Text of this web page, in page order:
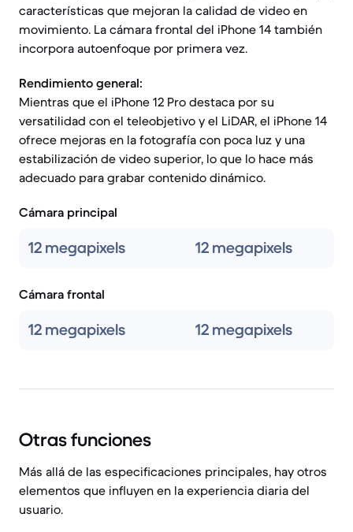
características que mejoran la calidad de video en
movimiento. La cámara frontal del iPhone 14 también
incorpora autoenfoque por primera vez.
Rendimiento general:
Mientras que el iPhone 12 Pro destaca por su
versatilidad con el teleobjetivo y el LiDAR, el iPhone 14
ofrece mejoras en la fotografía con poca luz y una
estabilización de video superior, lo que lo hace más
adecuado para grabar contenido dinámico.
Cámara principal
12 megapixels 12 megapixels
Cámara frontal
12 megapixels 12 megapixels
Otras funciones
Más allá de las especificaciones principales, hay otros
elementos que influyen en la experiencia diaria del
usuario.